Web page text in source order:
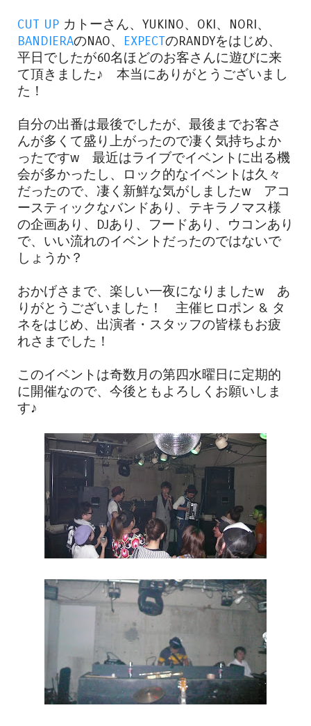
CUT UP カトーさん、YUKINO、OKI、NORI、
BANDIERAのNAO、 EXPECTのRANDYをはじめ、
平日でしたが60名ほどのお客さんに遊びに来
て頂きました♪ 本当にありがとうございまし
た！
自分の出番は最後でしたが、最後までお客さ
んが多くて盛り上がったので凄く気持ちよか
ったですw 最近はライブでイベントに出る機
会が多かったし、ロック的なイベントは久々
だったので、凄く新鮮な気がしましたw アコ
ースティックなバンドあり、テキラノマス様
の企画あり、DJあり、フードあり、ウコンあり
で、いい流れのイベントだったのではないで
しょうか？
おかげさまで、楽しい一夜になりましたw あ
りがとうございました！ 主催ヒロポン & タ
ネをはじめ、出演者・スタッフの皆様もお疲
れさまでした！
このイベントは奇数月の第四水曜日に定期的
に開催なので、今後ともよろしくお願いしま
す♪